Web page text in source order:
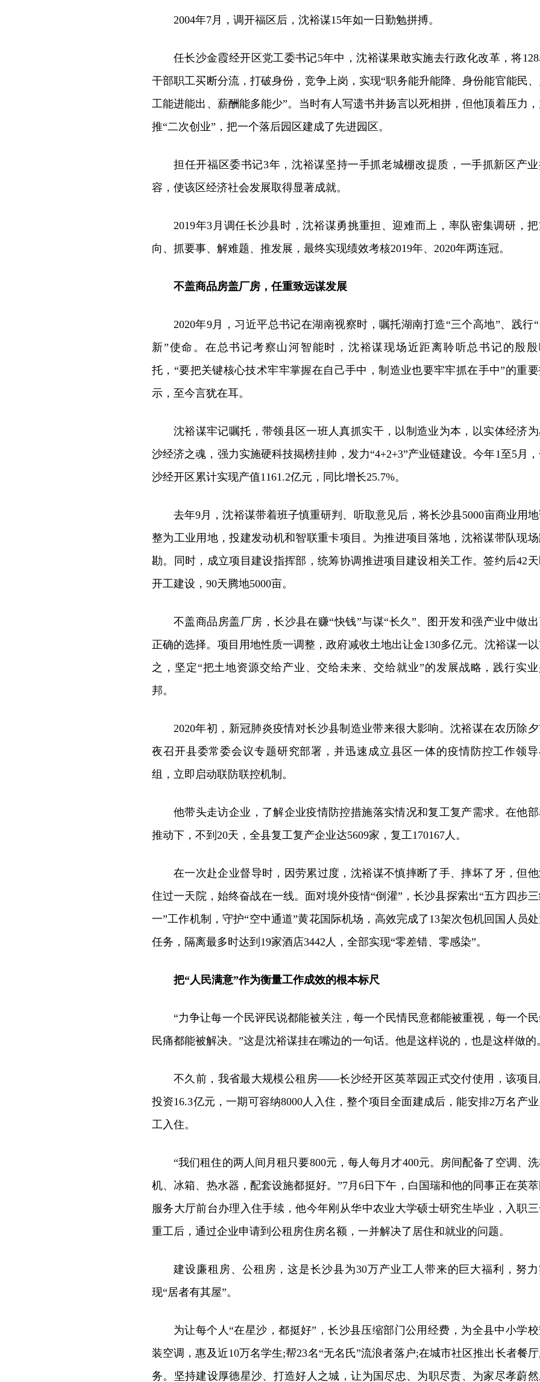
2004年7月，调开福区后，沈裕谋15年如一日勤勉拼搏。
任长沙金霞经开区党工委书记5年中，沈裕谋果敢实施去行政化改革，将128
干部职工买断分流，打破身份，竞争上岗，实现“职务能升能降、身份能官能民、
工能进能出、薪酬能多能少”。当时有人写遗书并扬言以死相拼，但他顶着压力，
推“二次创业”，把一个落后园区建成了先进园区。
担任开福区委书记3年，沈裕谋坚持一手抓老城棚改提质，一手抓新区产
容，使该区经济社会发展取得显著成就。
2019年3月调任长沙县时，沈裕谋勇挑重担、迎难而上，率队密集调研，
向、抓要事、解难题、推发展，最终实现绩效考核2019年、2020年两连冠。
不盖商品房盖厂房，任重致远谋发展
2020年9月，习近平总书记在湖南视察时，嘱托湖南打造“三个高地”、践行“
新”使命。在总书记考察山河智能时，沈裕谋现场近距离聆听总书记的殷殷
托，“要把关键核心技术牢牢掌握在自己手中，制造业也要牢牢抓在手中”的重
示，至今言犹在耳。
沈裕谋牢记嘱托，带领县区一班人真抓实干，以制造业为本，以实体经济为
沙经济之魂，强力实施硬科技揭榜挂帅，发力“4+2+3”产业链建设。今年1至5月
沙经开区累计实现产值1161.2亿元，同比增长25.7%。
去年9月，沈裕谋带着班子慎重研判、听取意见后，将长沙县5000亩商业用地
整为工业用地，投建发动机和智联重卡项目。为推进项目落地，沈裕谋带队现
勘。同时，成立项目建设指挥部，统筹协调推进项目建设相关工作。签约后42天
开工建设，90天腾地5000亩。
不盖商品房盖厂房，长沙县在赚“快钱”与谋“长久”、图开发和强产业中做出
正确的选择。项目用地性质一调整，政府减收土地出让金130多亿元。沈裕谋一
之，坚定“把土地资源交给产业、交给未来、交给就业”的发展战略，践行实
邦。
2020年初，新冠肺炎疫情对长沙县制造业带来很大影响。沈裕谋在农历除
夜召开县委常委会议专题研究部署，并迅速成立县区一体的疫情防控工作领
组，立即启动联防联控机制。
他带头走访企业，了解企业疫情防控措施落实情况和复工复产需求。在他
推动下，不到20天，全县复工复产企业达5609家，复工170167人。
在一次赴企业督导时，因劳累过度，沈裕谋不慎摔断了手、摔坏了牙，但
住过一天院，始终奋战在一线。面对境外疫情“倒灌”，长沙县探索出“五方四步
一”工作机制，守护“空中通道”黄花国际机场，高效完成了13架次包机回国人员
任务，隔离最多时达到19家酒店3442人，全部实现“零差错、零感染”。
把“人民满意”作为衡量工作成效的根本标尺
“力争让每一个民评民说都能被关注，每一个民情民意都能被重视，每一个
民痛都能被解决。”这是沈裕谋挂在嘴边的一句话。他是这样说的，也是这样做的
不久前，我省最大规模公租房——长沙经开区英萃园正式交付使用，该项目
投资16.3亿元，一期可容纳8000人入住，整个项目全面建成后，能安排2万名产业
工入住。
“我们租住的两人间月租只要800元，每人每月才400元。房间配备了空调、
机、冰箱、热水器，配套设施都挺好。”7月6日下午，白国瑞和他的同事正在英萃
服务大厅前台办理入住手续，他今年刚从华中农业大学硕士研究生毕业，入职
重工后，通过企业申请到公租房住房名额，一并解决了居住和就业的问题。
建设廉租房、公租房，这是长沙县为30万产业工人带来的巨大福利，努力
现“居者有其屋”。
为让每个人“在星沙，都挺好”，长沙县压缩部门公用经费，为全县中小学
装空调，惠及近10万名学生;帮23名“无名氏”流浪者落户;在城市社区推出长者餐厅
务。坚持建设厚德星沙、打造好人之城，让为国尽忠、为职尽责、为家尽孝蔚